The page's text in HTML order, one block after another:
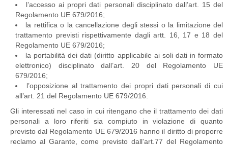
l’accesso ai propri dati personali disciplinato dall’art. 15 del
Regolamento UE 679/2016;
la rettifica o la cancellazione degli stessi o la limitazione del
trattamento previsti rispettivamente dagli artt. 16, 17 e 18 del
Regolamento UE 679/2016;
la portabilità dei dati (diritto applicabile ai soli dati in formato
elettronico) disciplinato dall’art. 20 del Regolamento UE
679/2016;
l’opposizione al trattamento dei propri dati personali di cui
all’art. 21 del Regolamento UE 679/2016.
Gli interessati nel caso in cui ritengano che il trattamento dei dati
personali a loro riferiti sia compiuto in violazione di quanto
previsto dal Regolamento UE 679/2016 hanno il diritto di proporre
reclamo al Garante, come previsto dall'art.77 del Regolamento